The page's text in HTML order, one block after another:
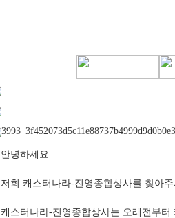
안녕하세요.
저희 캐스터나라-진영종합상사를 찾아
캐스터나라-진영종합상사는 오래전부